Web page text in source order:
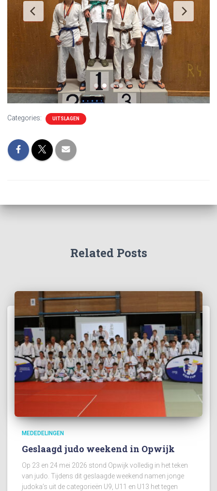
Categories: UITSLAGEN
Related Posts
MEDEDELINGEN
Geslaagd judo weekend in Opwijk
Op 23 en 24 mei 2026 stond Opwijk volledig in het teken
van judo. Tijdens dit geslaagde weekend namen jonge
judoka’s uit de categorieën U9, U11 en U13 het tegen